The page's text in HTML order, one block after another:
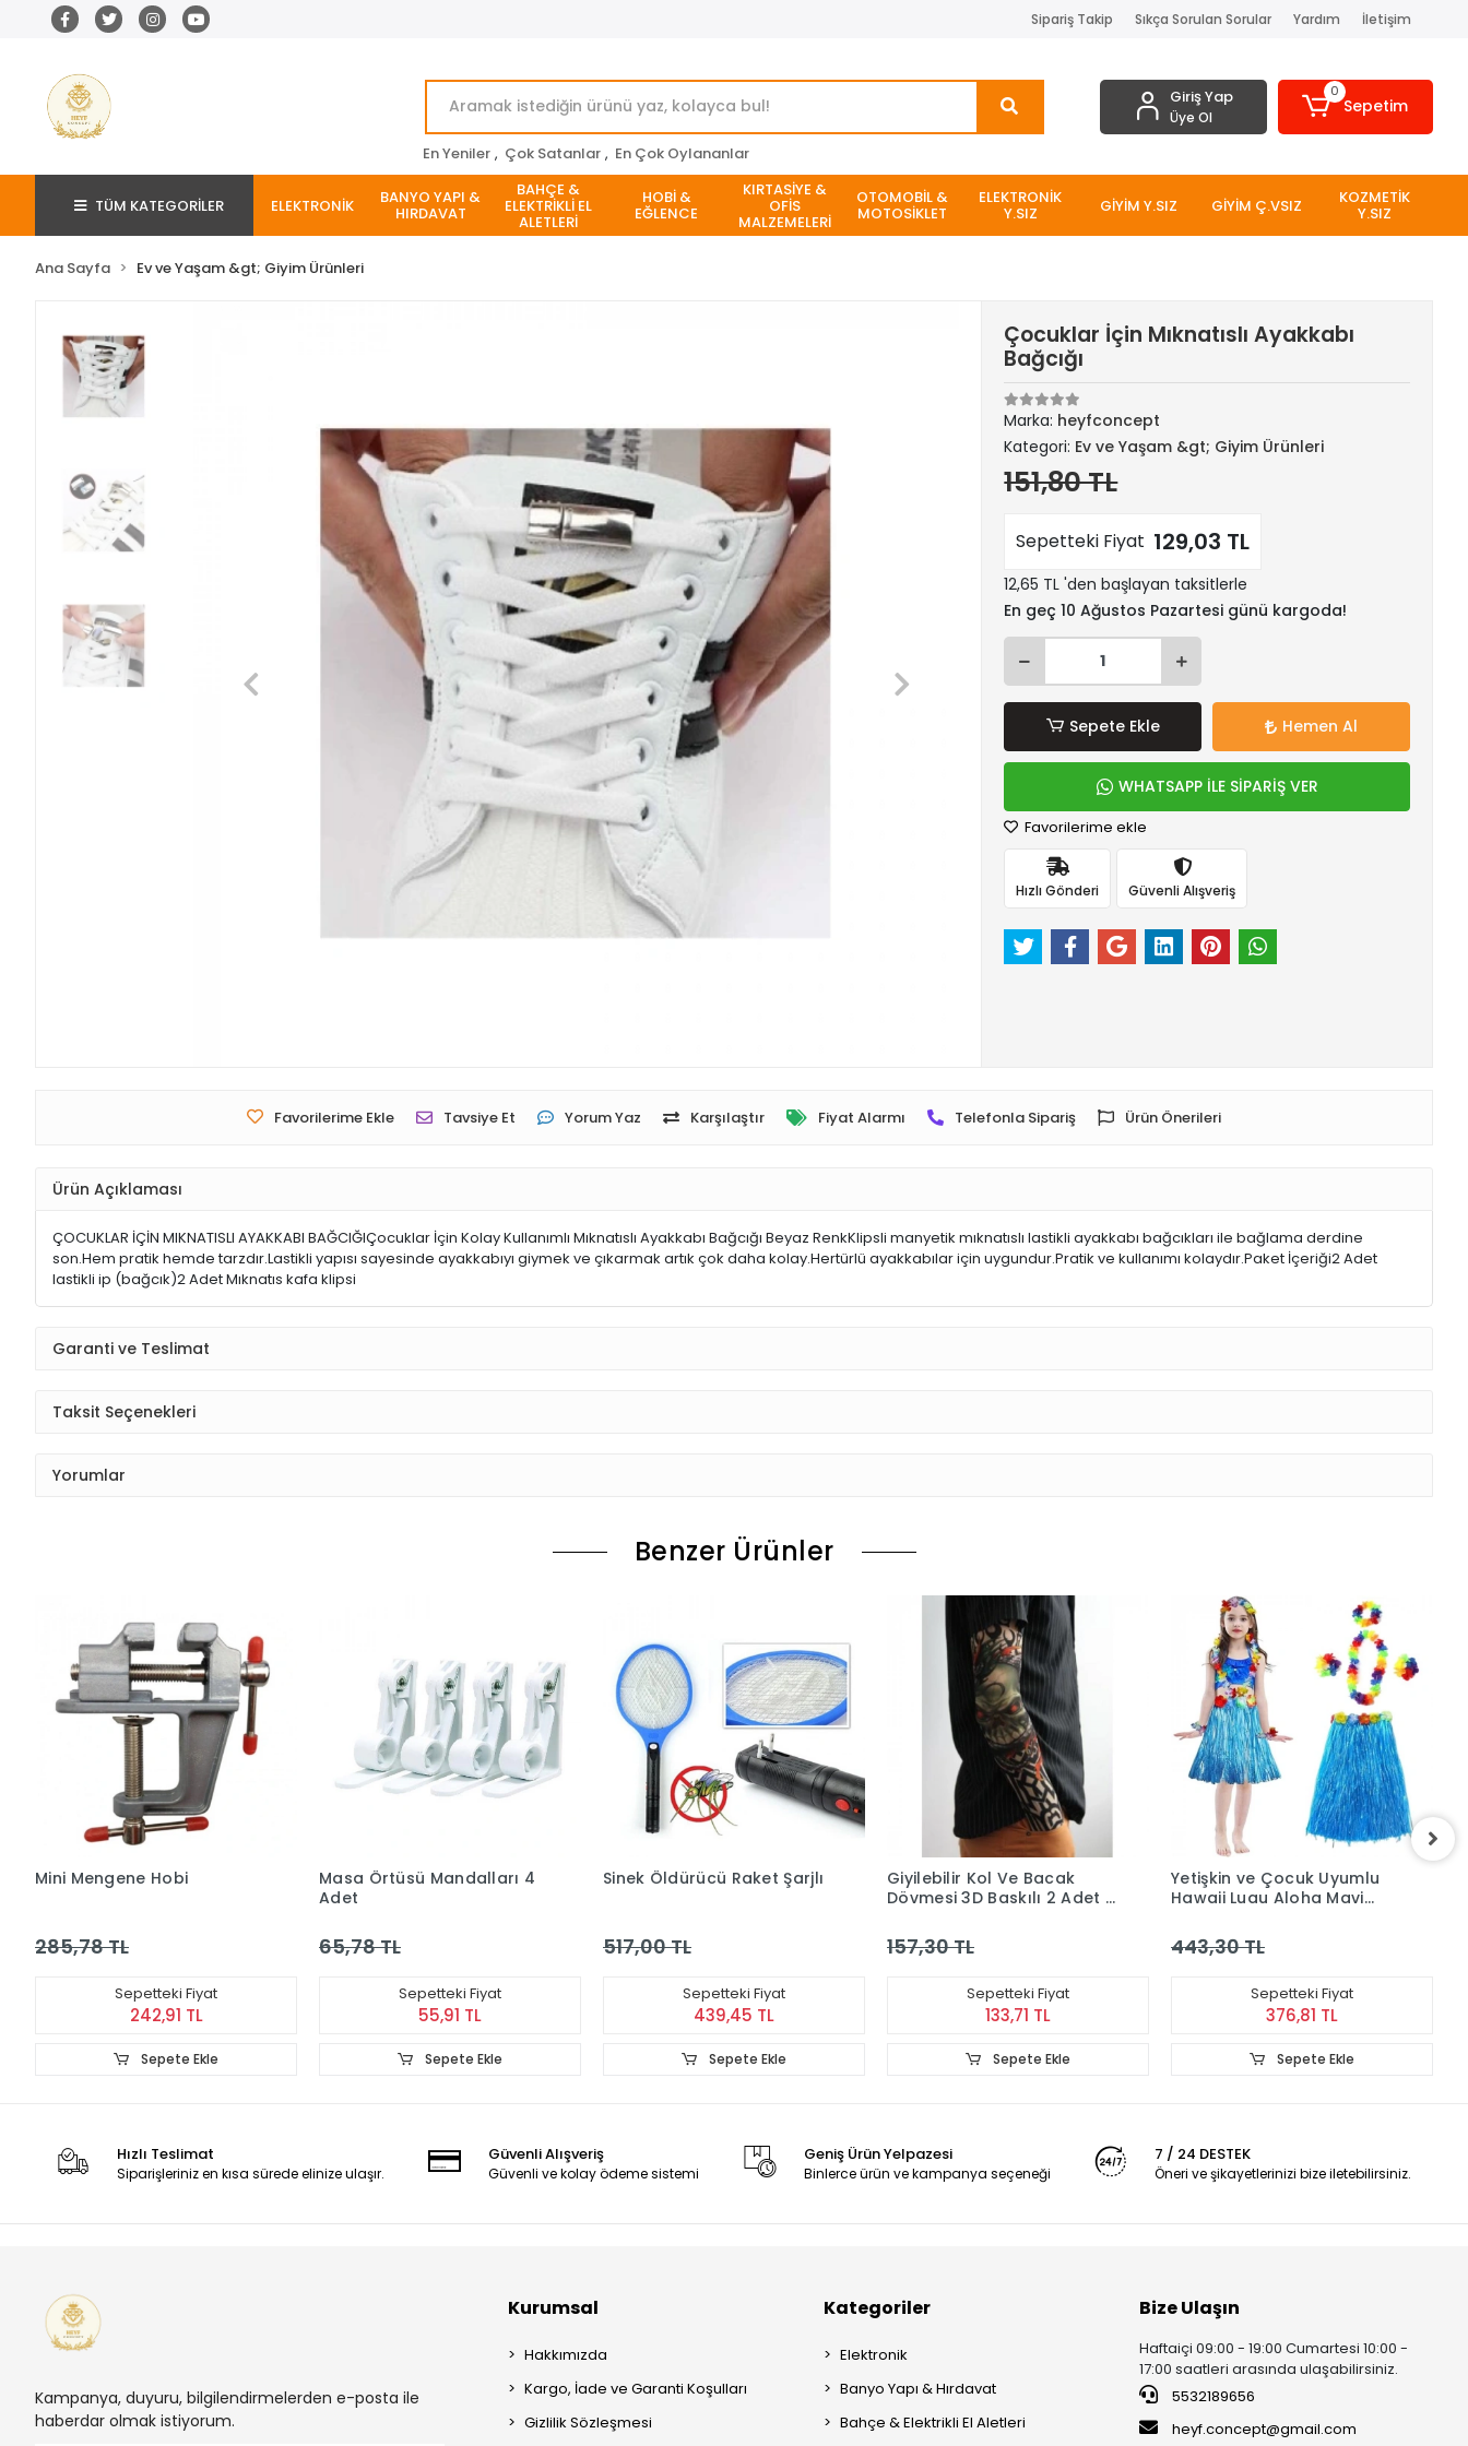
Sipariş Takip Sıkça Sorulan Sorular Yardım İletişim
En Yeniler , Çok Satanlar , En Çok Oylananlar
Giriş Yap
Üye Ol
0
Sepetim
TÜM KATEGORİLER ELEKTRONİK BANYO YAPI &
HIRDAVAT
BAHÇE &
ELEKTRİKLİ EL
ALETLERİ
HOBİ &
EĞLENCE
KIRTASİYE &
OFİS
MALZEMELERİ
OTOMOBİL &
MOTOSİKLET
ELEKTRONİK
Y.SIZ GİYİM Y.SIZ GİYİM Ç.VSIZ KOZMETİK
Y.SIZ
Ana Sayfa Ev ve Yaşam &gt; Giyim Ürünleri
Çocuklar İçin Mıknatıslı Ayakkabı
Bağcığı
Marka: heyfconcept
Kategori: Ev ve Yaşam &gt; Giyim Ürünleri
151,80 TL
Sepetteki Fiyat 129,03 TL
12,65 TL 'den başlayan taksitlerle
En geç 10 Ağustos Pazartesi günü kargoda!
Sepete Ekle Hemen Al
WHATSAPP İLE SİPARİŞ VER
Favorilerime ekle
Hızlı Gönderi Güvenli Alışveriş
Favorilerime Ekle Tavsiye Et Yorum Yaz Karşılaştır Fiyat Alarmı Telefonla Sipariş Ürün Önerileri
Ürün Açıklaması
ÇOCUKLAR İÇİN MIKNATISLI AYAKKABI BAĞCIĞIÇocuklar İçin Kolay Kullanımlı Mıknatıslı Ayakkabı Bağcığı Beyaz RenkKlipsli manyetik mıknatıslı lastikli ayakkabı bağcıkları ile bağlama derdine
son.Hem pratik hemde tarzdır.Lastikli yapısı sayesinde ayakkabıyı giymek ve çıkarmak artık çok daha kolay.Hertürlü ayakkabılar için uygundur.Pratik ve kullanımı kolaydır.Paket İçeriği2 Adet
lastikli ip (bağcık)2 Adet Mıknatıs kafa klipsi
Garanti ve Teslimat
Taksit Seçenekleri
Yorumlar
Benzer Ürünler
Mini Mengene Hobi
285,78 TL
Sepetteki Fiyat
242,91 TL
Sepete Ekle
Masa Örtüsü Mandalları 4
Adet
65,78 TL
Sepetteki Fiyat
55,91 TL
Sepete Ekle
Sinek Öldürücü Raket Şarjlı
517,00 TL
Sepetteki Fiyat
439,45 TL
Sepete Ekle
Giyilebilir Kol Ve Bacak
Dövmesi 3D Baskılı 2 Adet -
157,30 TL
Sepetteki Fiyat
133,71 TL
Sepete Ekle
Yetişkin ve Çocuk Uyumlu
Hawaii Luau Aloha Mavi
2 Adet Bileklik Seti
443,30 TL
Sepetteki Fiyat
376,81 TL
Sepete Ekle
Hızlı Teslimat
Siparişleriniz en kısa sürede elinize ulaşır.
Güvenli Alışveriş
Güvenli ve kolay ödeme sistemi
Geniş Ürün Yelpazesi
Binlerce ürün ve kampanya seçeneği
7 / 24 DESTEK
Öneri ve şikayetlerinizi bize iletebilirsiniz.
Kampanya, duyuru, bilgilendirmelerden e-posta ile
haberdar olmak istiyorum.
Kurumsal
Hakkımızda
Kargo, İade ve Garanti Koşulları
Gizlilik Sözleşmesi
Kategoriler
Elektronik
Banyo Yapı & Hırdavat
Bahçe & Elektrikli El Aletleri
Bize Ulaşın
Haftaiçi 09:00 - 19:00 Cumartesi 10:00 -
17:00 saatleri arasında ulaşabilirsiniz.
5532189656
heyf.concept@gmail.com